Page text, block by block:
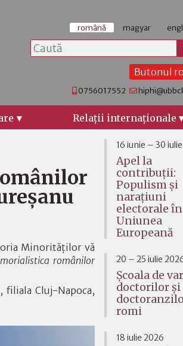
română magyar
Butonul
0756017552
Relaţii internaţionale
Minorităților vă
românilor
filiala Cluj-Napoca,
16 iunie – 30
Apel la
contribuții:
Populism și
narațiuni
electorale în
Uniunea
Europeană
20 – 25 iulie
Școala de
doctorilor și
romi
18 iulie 2026